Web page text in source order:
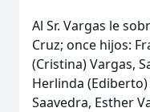
Al Sr. Vargas le
Cruz; once hijos:
(Cristina) Vargas,
Herlinda (Ediberto)
Saavedra, Esther